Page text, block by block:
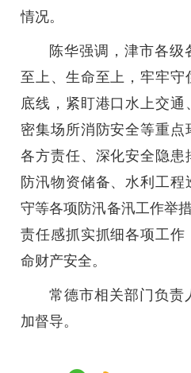
情况。
陈华强调，津市各级
至上、生命至上，牢牢
底线，紧盯港口水上交通
密集场所消防安全等重
各方责任、深化安全隐患
防汛物资储备、水利工
守等各项防汛备汛工作举
责任感抓实抓细各项工作
命财产安全。
常德市相关部门负责
加督导。